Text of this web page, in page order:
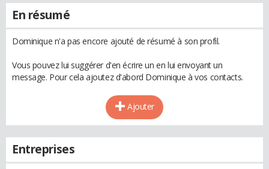
En résumé
Dominique n'a pas encore ajouté de résumé à son profil.
Vous pouvez lui suggérer d'en écrire un en lui envoyant un
message. Pour cela ajoutez d'abord Dominique à vos contacts.
Ajouter
Entreprises